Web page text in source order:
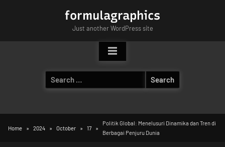
formulagraphics
Just another WordPress site
Search
for:
Home 2024 October 17
Politik Global: Menelusuri Dinamika dan Tren di
Berbagai Penjuru Dunia